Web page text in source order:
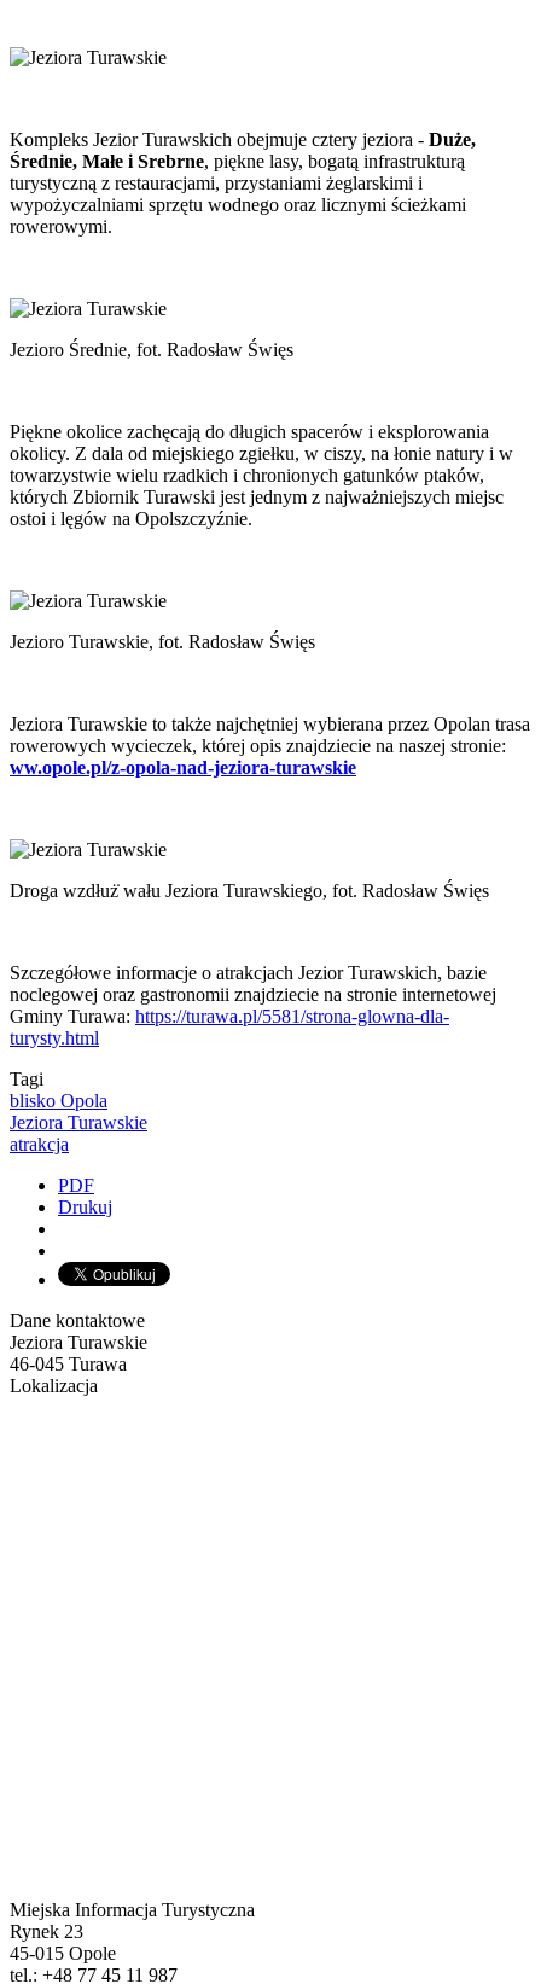
Kompleks Jezior Turawskich obejmuje cztery jeziora - Duże,
Średnie, Małe i Srebrne, piękne lasy, bogatą infrastrukturą
turystyczną z restauracjami, przystaniami żeglarskimi i
wypożyczalniami sprzętu wodnego oraz licznymi ścieżkami
rowerowymi.
Jezioro Średnie, fot. Radosław Święs
Piękne okolice zachęcają do długich spacerów i eksplorowania
okolicy. Z dala od miejskiego zgiełku, w ciszy, na łonie natury i w
towarzystwie wielu rzadkich i chronionych gatunków ptaków,
których Zbiornik Turawski jest jednym z najważniejszych miejsc
ostoi i lęgów na Opolszczyźnie.
Jezioro Turawskie, fot. Radosław Święs
Jeziora Turawskie to także najchętniej wybierana przez Opolan trasa
rowerowych wycieczek, której opis znajdziecie na naszej stronie:
ww.opole.pl/z-opola-nad-jeziora-turawskie
Droga wzdłuż̇ wału Jeziora Turawskiego, fot. Radosław Święs
Szczegółowe informacje o atrakcjach Jezior Turawskich, bazie
noclegowej oraz gastronomii znajdziecie na stronie internetowej
Gminy Turawa: https://turawa.pl/5581/strona-glowna-dla-
turysty.html
Tagi
blisko Opola
Jeziora Turawskie
atrakcja
PDF
Drukuj
Dane kontaktowe
Jeziora Turawskie
46-045 Turawa
Lokalizacja
Miejska Informacja Turystyczna
Rynek 23
45-015 Opole
tel.: +48 77 45 11 987